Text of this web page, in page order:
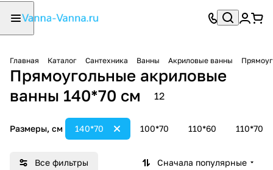
Главная Каталог Сантехника Ванны Акриловые ванны
Прямоугольные акриловые
ванны 140*70 см
12
Размеры, см 100*70 110*60 110*70
140*70
Все фильтры Сначала популярные